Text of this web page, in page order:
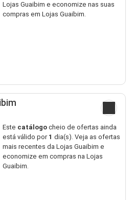
Lojas Guaibim e economize nas suas
compras em Lojas Guaibim.
Este catálogocheio de ofertas ainda
está válido por 1 dia(s). Veja as ofertas
mais recentes da Lojas Guaibim e
economize em compras na Lojas
Guaibim.